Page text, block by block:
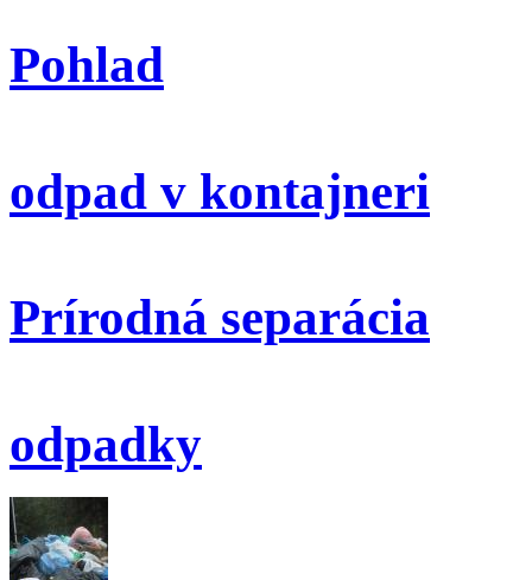
Pohlad
odpad v kontajneri
Prírodná separácia
odpadky